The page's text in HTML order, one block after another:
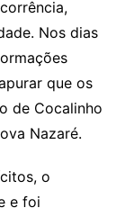
Nos dias
que os
de Cocalinho
Nazaré.
o
e foi